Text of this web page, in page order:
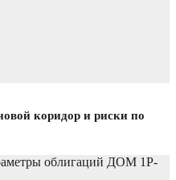
коридор и риски по